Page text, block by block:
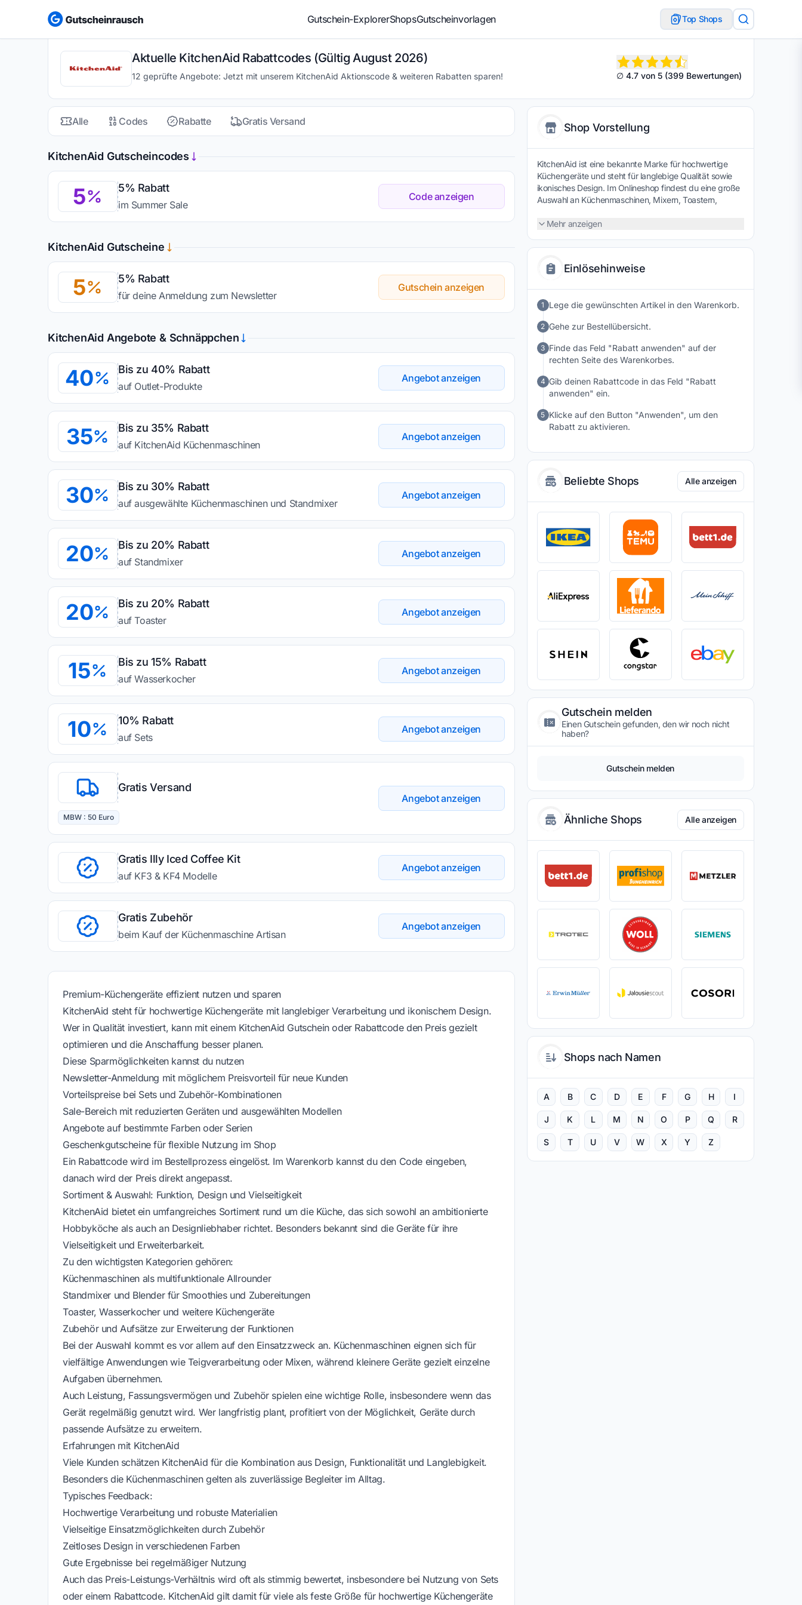
Gutschein-ExplorerShopsGutscheinvorlagen Top Shops
Aktuelle KitchenAid Rabattcodes (Gültig August 2026)
12 geprüfte Angebote: Jetzt mit unserem KitchenAid Aktionscode & weiteren Rabatten sparen! ∅ 4.7 von 5 (399 Bewertungen)
Alle Codes Rabatte Gratis Versand
KitchenAid Gutscheincodes
5 5% Rabatt
im Summer Sale
Code anzeigen
KitchenAid Gutscheine
5 5% Rabatt
für deine Anmeldung zum Newsletter
Gutschein anzeigen
KitchenAid Angebote & Schnäppchen
40 Bis zu 40% Rabatt
auf Outlet-Produkte
Angebot anzeigen
35 Bis zu 35% Rabatt
auf KitchenAid Küchenmaschinen
Angebot anzeigen
30 Bis zu 30% Rabatt
auf ausgewählte Küchenmaschinen und Standmixer
Angebot anzeigen
20 Bis zu 20% Rabatt
auf Standmixer
Angebot anzeigen
20 Bis zu 20% Rabatt
auf Toaster
Angebot anzeigen
15 Bis zu 15% Rabatt
auf Wasserkocher
Angebot anzeigen
10 10% Rabatt
auf Sets
Angebot anzeigen
Gratis Versand
MBW : 50 Euro
Angebot anzeigen
Gratis Illy Iced Coffee Kit
auf KF3 & KF4 Modelle
Angebot anzeigen
Gratis Zubehör
beim Kauf der Küchenmaschine Artisan
Angebot anzeigen
Premium-Küchengeräte effizient nutzen und sparen
KitchenAid steht für hochwertige Küchengeräte mit langlebiger Verarbeitung und ikonischem Design.
Wer in Qualität investiert, kann mit einem KitchenAid Gutschein oder Rabattcode den Preis gezielt
optimieren und die Anschaffung besser planen.
Diese Sparmöglichkeiten kannst du nutzen
Newsletter-Anmeldung mit möglichem Preisvorteil für neue Kunden
Vorteilspreise bei Sets und Zubehör-Kombinationen
Sale-Bereich mit reduzierten Geräten und ausgewählten Modellen
Angebote auf bestimmte Farben oder Serien
Geschenkgutscheine für flexible Nutzung im Shop
Ein Rabattcode wird im Bestellprozess eingelöst. Im Warenkorb kannst du den Code eingeben,
danach wird der Preis direkt angepasst.
Sortiment & Auswahl: Funktion, Design und Vielseitigkeit
KitchenAid bietet ein umfangreiches Sortiment rund um die Küche, das sich sowohl an ambitionierte
Hobbyköche als auch an Designliebhaber richtet. Besonders bekannt sind die Geräte für ihre
Vielseitigkeit und Erweiterbarkeit.
Zu den wichtigsten Kategorien gehören:
Küchenmaschinen als multifunktionale Allrounder
Standmixer und Blender für Smoothies und Zubereitungen
Toaster, Wasserkocher und weitere Küchengeräte
Zubehör und Aufsätze zur Erweiterung der Funktionen
Bei der Auswahl kommt es vor allem auf den Einsatzzweck an. Küchenmaschinen eignen sich für
vielfältige Anwendungen wie Teigverarbeitung oder Mixen, während kleinere Geräte gezielt einzelne
Aufgaben übernehmen.
Auch Leistung, Fassungsvermögen und Zubehör spielen eine wichtige Rolle, insbesondere wenn das
Gerät regelmäßig genutzt wird. Wer langfristig plant, profitiert von der Möglichkeit, Geräte durch
passende Aufsätze zu erweitern.
Erfahrungen mit KitchenAid
Viele Kunden schätzen KitchenAid für die Kombination aus Design, Funktionalität und Langlebigkeit.
Besonders die Küchenmaschinen gelten als zuverlässige Begleiter im Alltag.
Typisches Feedback:
Hochwertige Verarbeitung und robuste Materialien
Vielseitige Einsatzmöglichkeiten durch Zubehör
Zeitloses Design in verschiedenen Farben
Gute Ergebnisse bei regelmäßiger Nutzung
Auch das Preis-Leistungs-Verhältnis wird oft als stimmig bewertet, insbesondere bei Nutzung von Sets
oder einem Rabattcode. KitchenAid gilt damit für viele als feste Größe für hochwertige Küchengeräte
Shop Vorstellung
KitchenAid ist eine bekannte Marke für hochwertige
Küchengeräte und steht für langlebige Qualität sowie
ikonisches Design. Im Onlineshop findest du eine große
Auswahl an Küchenmaschinen, Mixern, Toastern,
Besonders beliebt sind die vielseitigen
Aufsätzen erweitern lassen. Viele Produkte verbinden
den täglichen Einsatz ausgelegt. Wer gerne kocht oder
Küchenhelfern.
Mehr anzeigen
Einlösehinweise
1 Lege die gewünschten Artikel in den Warenkorb.
2 Gehe zur Bestellübersicht.
3 Finde das Feld "Rabatt anwenden" auf der
rechten Seite des Warenkorbes.
4 Gib deinen Rabattcode in das Feld "Rabatt
anwenden" ein.
5 Klicke auf den Button "Anwenden", um den
Rabatt zu aktivieren.
Beliebte Shops Alle anzeigen
Gutschein melden
Einen Gutschein gefunden, den wir noch nicht
haben?
Gutschein melden
Ähnliche Shops Alle anzeigen
Shops nach Namen
A B C D E F G H I
J K L M N O P Q R
S T U V W X Y Z